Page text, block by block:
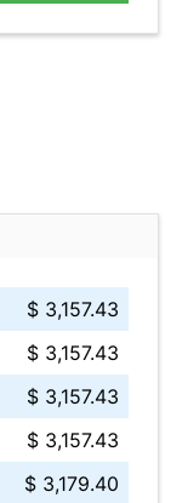
$ 3,157.43
$ 3,157.43
$ 3,157.43
$ 3,157.43
$ 3,179.40